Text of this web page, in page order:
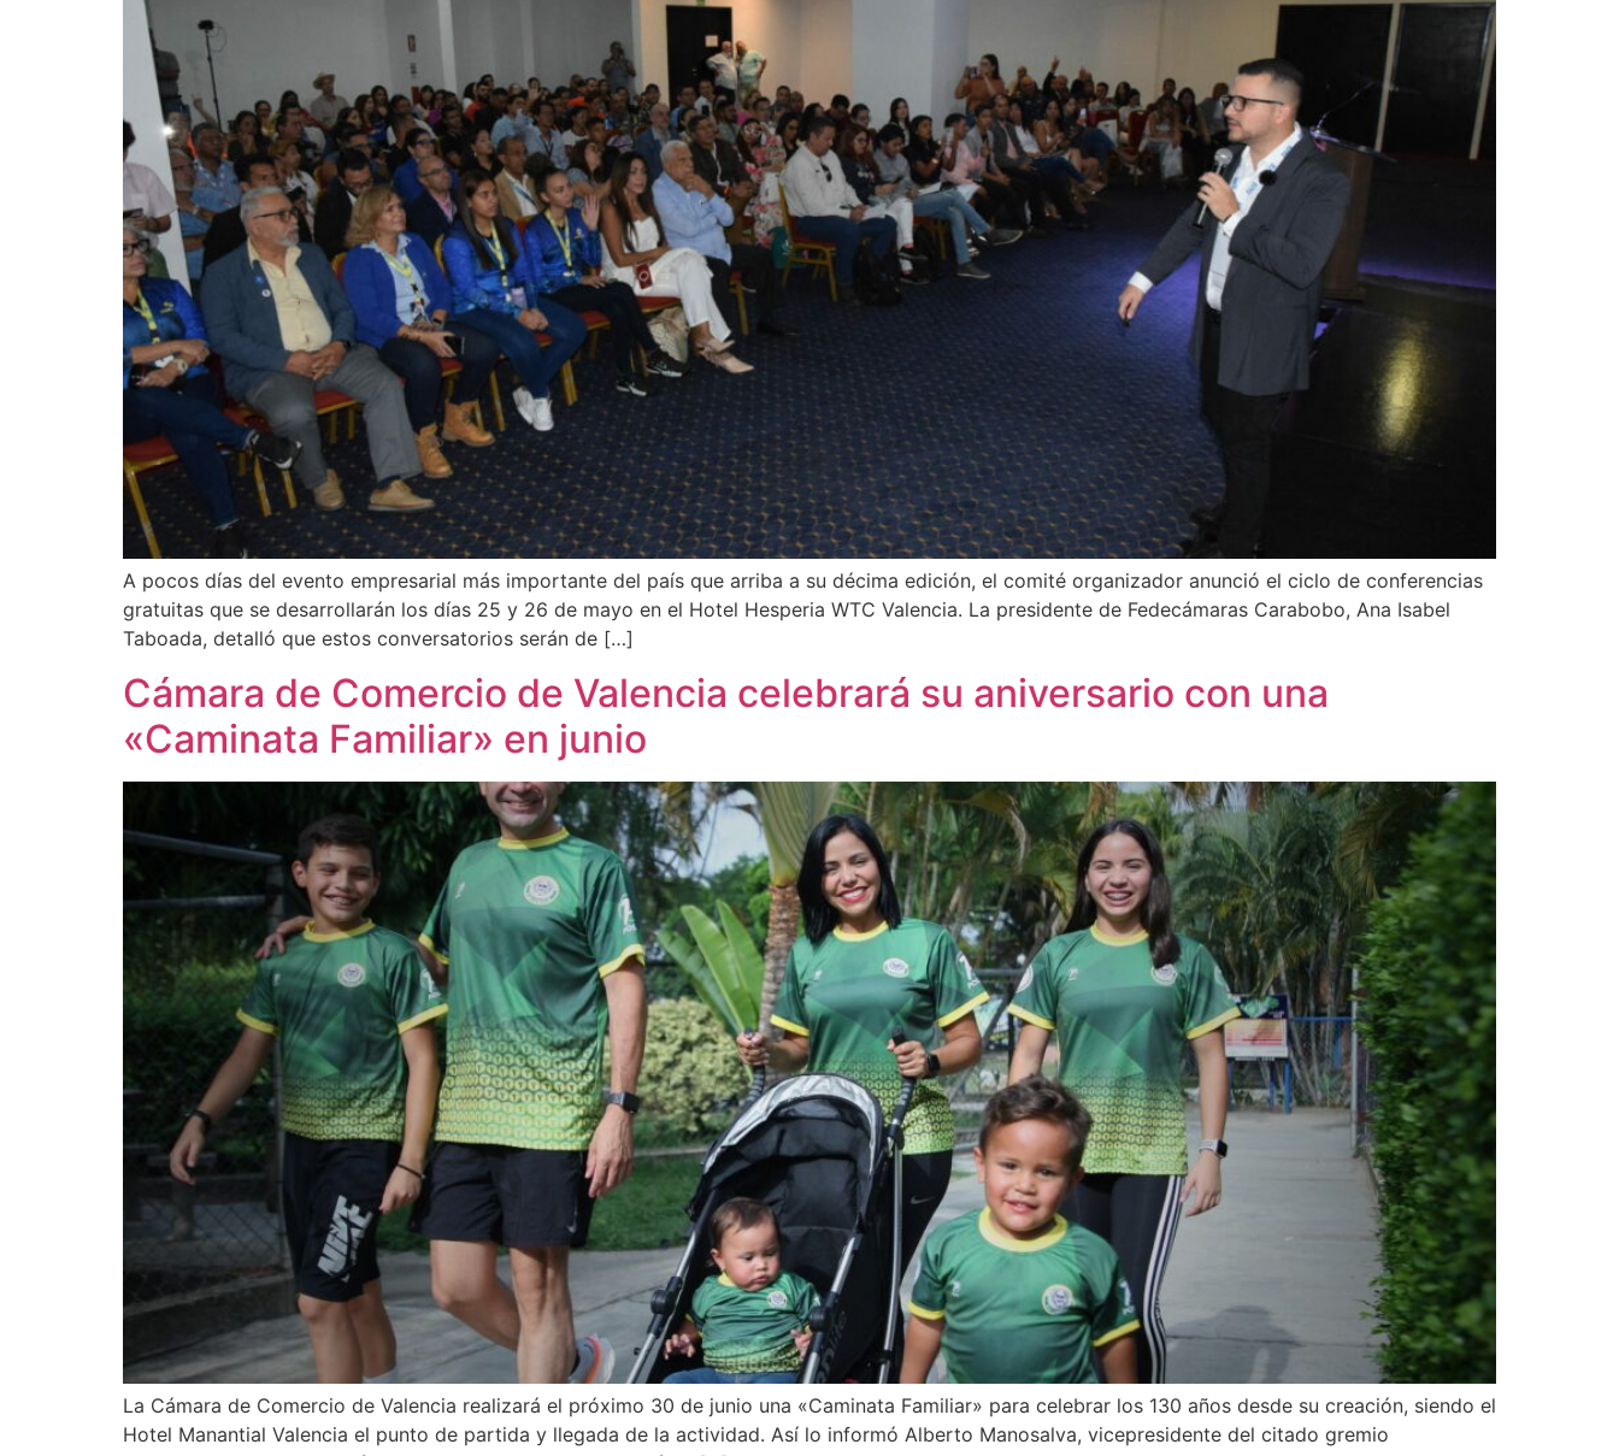
A pocos días del evento empresarial más importante del país que arriba a su décima edición, el comité organizador anunció el ciclo de conferencias
gratuitas que se desarrollarán los días 25 y 26 de mayo en el Hotel Hesperia WTC Valencia. La presidente de Fedecámaras Carabobo, Ana Isabel
Taboada, detalló que estos conversatorios serán de […]
Cámara de Comercio de Valencia celebrará su aniversario con una
«Caminata Familiar» en junio
La Cámara de Comercio de Valencia realizará el próximo 30 de junio una «Caminata Familiar» para celebrar los 130 años desde su creación, siendo el
Hotel Manantial Valencia el punto de partida y llegada de la actividad. Así lo informó Alberto Manosalva, vicepresidente del citado gremio